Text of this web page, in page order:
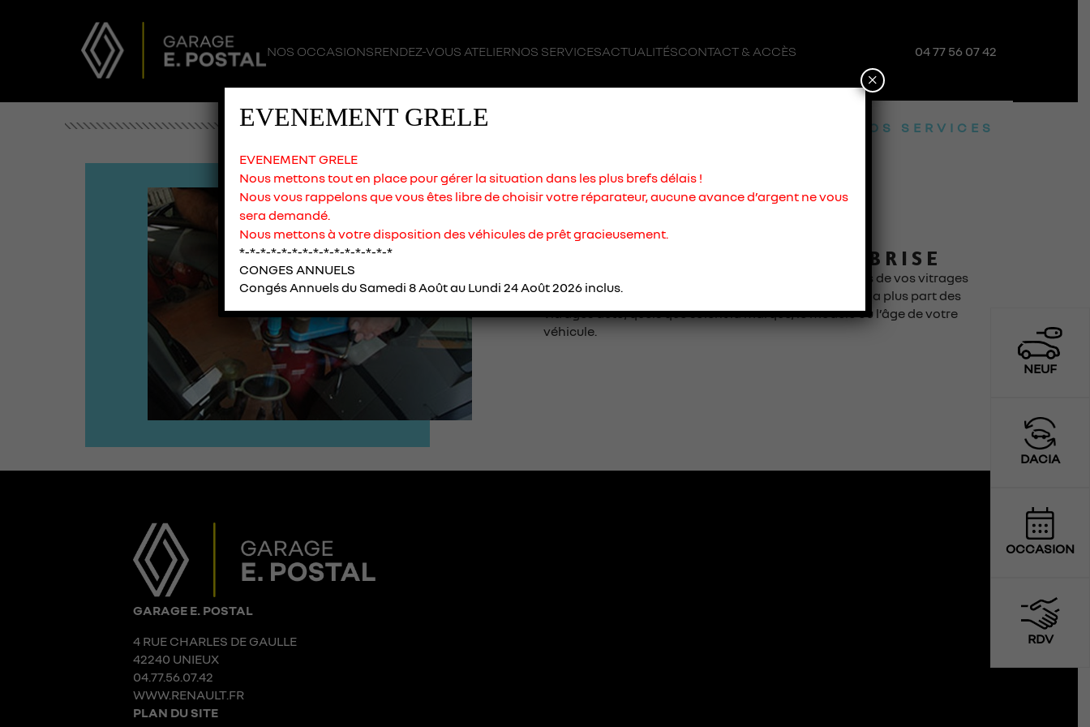
04 77 56 07 42
NOS OCCASIONSRENDEZ-VOUS ATELIERNOS SERVICESACTUALITÉSCONTACT & ACCÈS
NEUF
DACIA
OCCASION
RDV
NOS SERVICES
VITRAGES, IMPACTS ET
REMPLACEMENT DE PARE-BRISE
Nos techniciens s’occupent aussi et depuis tous temps de vos vitrages
auto. Nous réparons avec de la résine, ou remplaçons la plus part des
vitrages auto, quels que soient la marque, le modèle ou l’âge de votre
véhicule.
GARAGE E. POSTAL
4 RUE CHARLES DE GAULLE
42240 UNIEUX
04.77.56.07.42
WWW.RENAULT.FR
PLAN DU SITE
EVENEMENT GRELE
EVENEMENT GRELE
Nous mettons tout en place pour gérer la situation dans les plus brefs délais !
Nous vous rappelons que vous êtes libre de choisir votre réparateur, aucune avance d’argent ne vous
sera demandé.
Nous mettons à votre disposition des véhicules de prêt gracieusement.
*-*-*-*-*-*-*-*-*-*-*-*-*-*-*
CONGES ANNUELS
Congés Annuels du Samedi 8 Août au Lundi 24 Août 2026 inclus.
×